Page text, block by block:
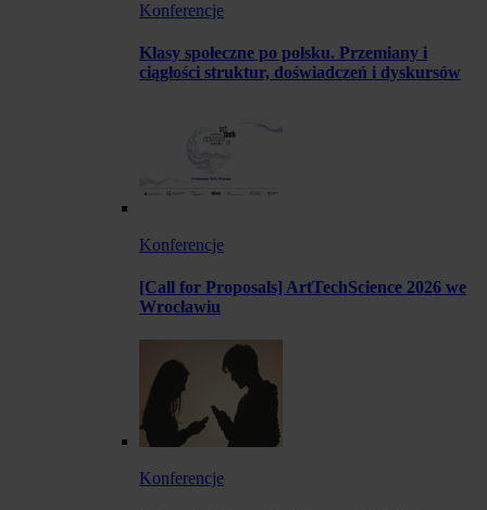
Konferencje
Klasy społeczne po polsku. Przemiany i
ciągłości struktur, doświadczeń i dyskursów
Konferencje
[Call for Proposals] ArtTechScience 2026 we
Wrocławiu
Konferencje